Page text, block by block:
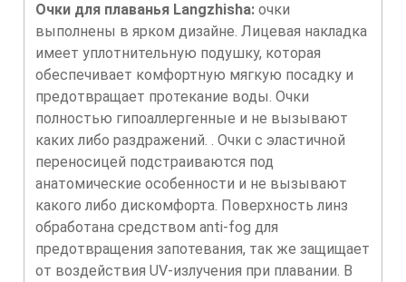
Очки для плаванья Langzhisha:очки
выполнены в ярком дизайне. Лицевая накладка
имеет уплотнительную подушку, которая
обеспечивает комфортную мягкую посадку и
предотвращает протекание воды. Очки
полностью гипоаллергенные и не вызывают
каких либо раздражений. . Очки с эластичной
переносицей подстраиваются под
анатомические особенности и не вызывают
какого либо дискомфорта. Поверхность линз
обработана средством anti-fog для
предотвращения запотевания, так же защищает
от воздействия UV-излучения при плавании. В